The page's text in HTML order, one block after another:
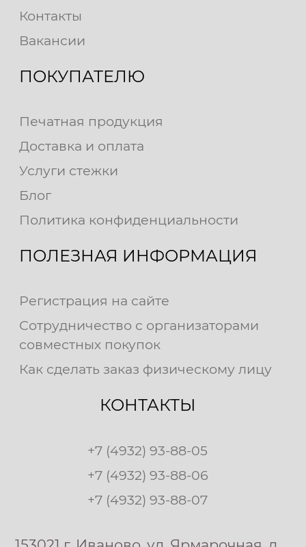
Контакты
Вакансии
ПОКУПАТЕЛЮ
Печатная продукция
Доставка и оплата
Услуги стежки
Блог
Политика конфиденциальности
ПОЛЕЗНАЯ ИНФОРМАЦИЯ
Регистрация на сайте
Сотрудничество с организаторами
совместных покупок
Как сделать заказ физическому лицу
КОНТАКТЫ
+7 (4932) 93-88-05
+7 (4932) 93-88-06
+7 (4932) 93-88-07